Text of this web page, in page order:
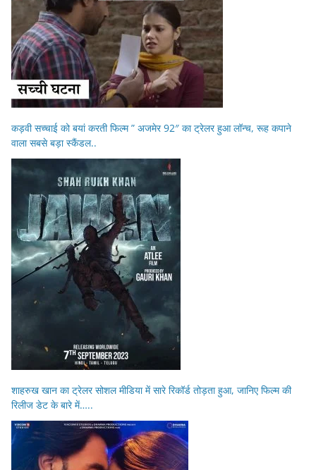
कड़वी सच्चाई को बयां करती फिल्म ” अजमेर 92″ का ट्रेलर हुआ लॉन्च, रूह कपाने
वाला सबसे बड़ा स्कैंडल..
शाहरुख खान का ट्रेलर सोशल मीडिया में सारे रिकॉर्ड तोड़ता हुआ, जानिए फिल्म की
रिलीज डेट के बारे में…..